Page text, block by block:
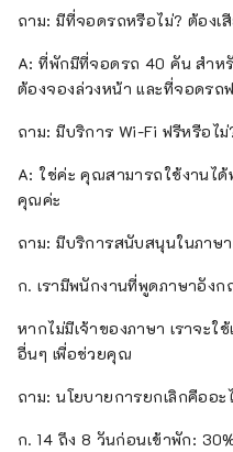
ถาม: มีที่จอดรถหรือไม่? ต้องเ
A: ที่พักมีที่จอดรถ 40 คัน สำห
ต้องจองล่วงหน้า และที่จอดรถ
ถาม: มีบริการ Wi-Fi ฟรีหรือไม่
A: ใช่ค่ะ คุณสามารถใช้งานได้
คุณค่ะ
ถาม: มีบริการสนับสนุนในภาษ
ก. เรามีพนักงานที่พูดภาษาอังก
หากไม่มีเจ้าของภาษา เราจะใ
อื่นๆ เพื่อช่วยคุณ
ถาม: นโยบายการยกเลิกคืออะ
ก. 14 ถึง 8 วันก่อนเข้าพัก: